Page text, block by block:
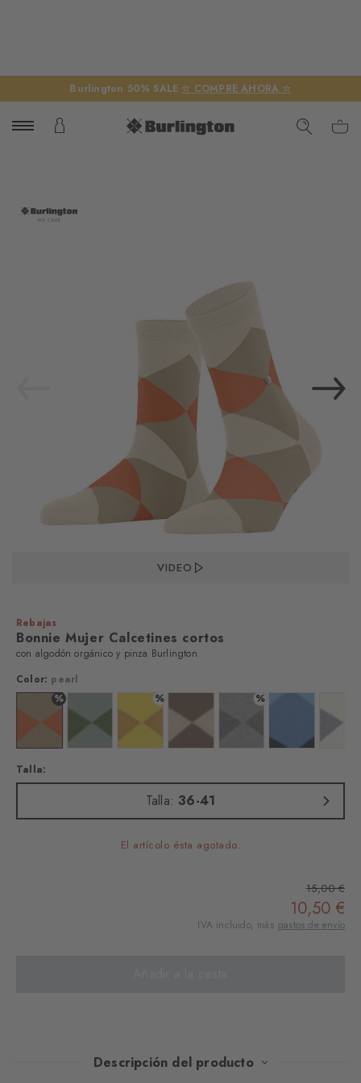
Burlington 50% SALE ☆ COMPRE AHORA ☆
VIDEO
Rebajas
Bonnie Mujer Calcetines cortos
con algodón orgánico y pinza Burlington
Color: pearl
%
Color: pearlColor: vale
%
Color: creamColor: brown tan
%
Color: marine
Talla:
Talla:36-41
El artícolo ésta agotado.
15,00 €
10,50 €
IVA incluido, más gastos de envío
Descripción del producto